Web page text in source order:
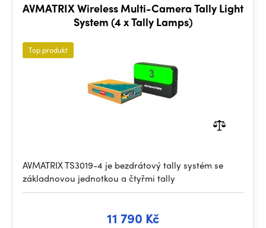
AVMATRIX Wireless Multi-Camera Tally Light
System (4 x Tally Lamps)
Top produkt
AVMATRIX TS3019-4 je bezdrátový tally systém se
základnovou jednotkou a čtyřmi tally
11 790 Kč